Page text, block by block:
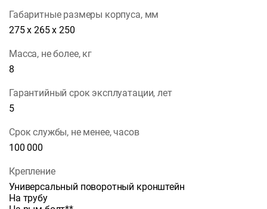
Габаритные размеры корпуса, мм
275 х 265 х 250
Масса, не более, кг
8
Гарантийный срок эксплуатации, лет
5
Срок службы, не менее, часов
100 000
Крепление
Универсальный поворотный кронштейн
На трубу